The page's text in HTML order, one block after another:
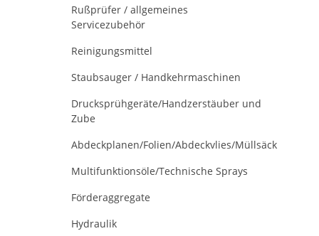
Rußprüfer / allgemeines
Servicezubehör
Reinigungsmittel
Staubsauger / Handkehrmaschinen
Drucksprühgeräte/Handzerstäuber und
Zube
Abdeckplanen/Folien/Abdeckvlies/Müllsäck
Multifunktionsöle/Technische Sprays
Förderaggregate
Hydraulik